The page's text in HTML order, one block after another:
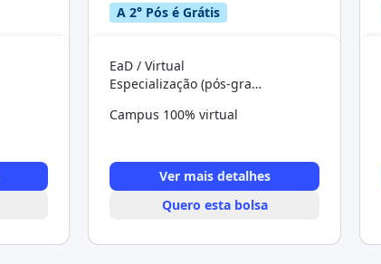
A 2° Pós é Grátis
EaD / Virtual
Especialização (pós-graduação)
Campus 100% virtual
Ver mais detalhes
Quero esta bolsa